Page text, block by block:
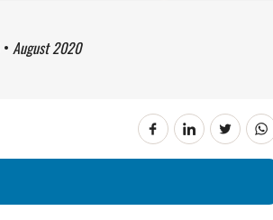
• August 2020